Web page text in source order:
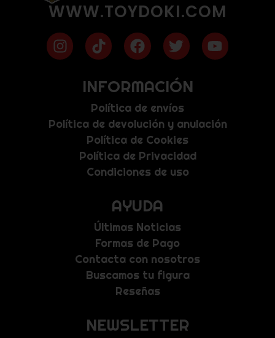
WWW.TOYDOKI.COM
INFORMACIÓN
Política de envíos
Política de devolución y anulación
Política de Cookies
Política de Privacidad
Condiciones de uso
AYUDA
Últimas Noticias
Formas de Pago
Contacta con nosotros
Buscamos tu figura
Reseñas
NEWSLETTER